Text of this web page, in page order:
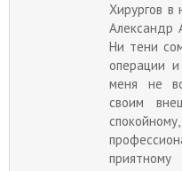
Хирургов
Александр
Ни тени
операции
меня не
своим